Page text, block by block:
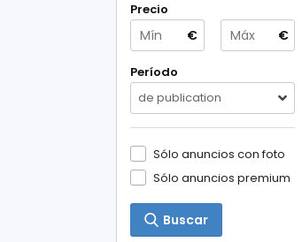
Precio
€ €
Período
de publication
Sólo anuncios con foto
Sólo anuncios premium
Buscar